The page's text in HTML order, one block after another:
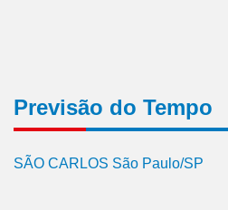
Previsão do Tempo
SÃO CARLOS São Paulo/SP